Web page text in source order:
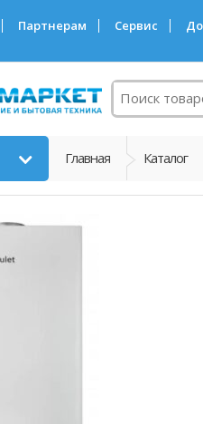
Партнерам Сервис
Поиск
Главная Каталог